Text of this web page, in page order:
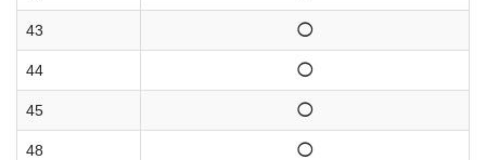
43 ◯
44 ◯
45 ◯
48 ◯